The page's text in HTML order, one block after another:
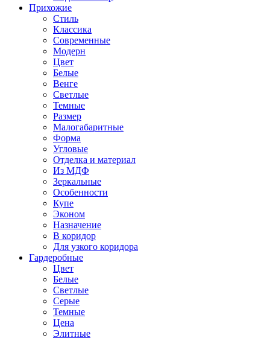
Прихожие
Стиль
Классика
Современные
Модерн
Цвет
Белые
Венге
Светлые
Темные
Размер
Малогабаритные
Форма
Угловые
Отделка и материал
Из МДФ
Зеркальные
Особенности
Купе
Эконом
Назначение
В коридор
Для узкого коридора
Гардеробные
Цвет
Белые
Светлые
Серые
Темные
Цена
Элитные